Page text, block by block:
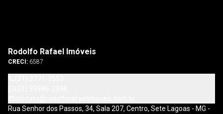
Rodolfo Rafael Imóveis
CRECI: 6587
Rua Senhor dos Passos, 34, Sala 207, Centro, Sete Lagoas - MG -